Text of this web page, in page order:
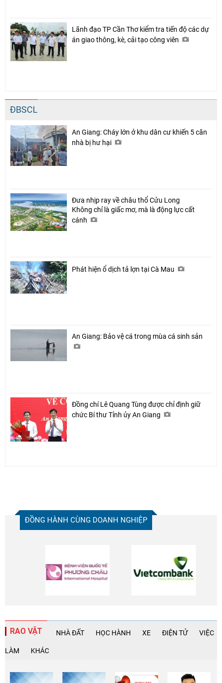
Lãnh đạo TP Cần Thơ kiểm tra tiến độ các dự
án giao thông, kè, cải tạo công viên
ĐBSCL
An Giang: Cháy lớn ở khu dân cư khiến 5 căn
nhà bị hư hại
Đưa nhịp ray về châu thổ Cửu Long
Không chỉ là giấc mơ, mà là động lực cất
cánh
Phát hiện ổ dịch tả lợn tại Cà Mau
An Giang: Bảo vệ cá trong mùa cá sinh sản
Đồng chí Lê Quang Tùng được chỉ định giữ
chức Bí thư Tỉnh ủy An Giang
ĐỒNG HÀNH CÙNG DOANH NGHIỆP
RAO VẶT NHÀ ĐẤT HỌC HÀNH XE ĐIỆN TỬ VIỆC
LÀM KHÁC